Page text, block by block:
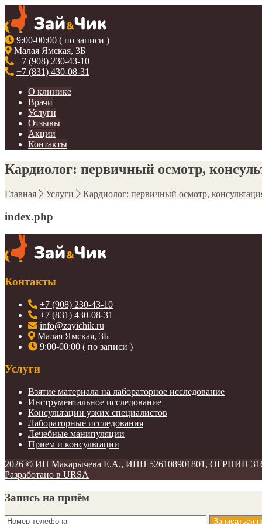
9:00-00:00 ( по записи )
Малая Ямская, 3Б
+7 (908) 230-43-10
+7 (831) 430-08-31
О клинике
Врачи
Услуги
Отзывы
Акции
Контакты
Кардиолог: первичный осмотр,
Главная Услуги Кардиолог: первичный осмотр,
index.php
Контакты
+7 (908) 230-43-10
+7 (831) 430-08-31
info@zayichik.ru
Малая Ямская, 3Б
9:00-00:00 ( по записи )
Услуги
Взятие материала на лабораторное исследование
Инструментальное исследование
Консультации узких специалистов
Лабораторные исследования
Лечебные манипуляции
Прием и консультации
2026 © ИП Макарычева Е.А., ИНН 526108901801, ОГРНИП
Разработано в URSA
Запись на приём